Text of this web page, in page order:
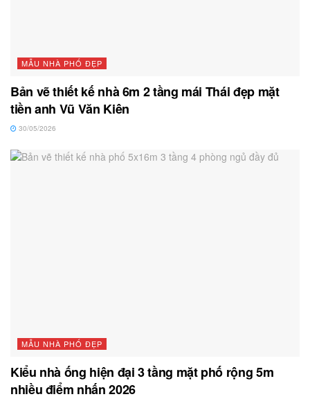
MẪU NHÀ PHỐ ĐẸP
Bản vẽ thiết kế nhà 6m 2 tầng mái Thái đẹp mặt
tiền anh Vũ Văn Kiên
30/05/2026
MẪU NHÀ PHỐ ĐẸP
Kiểu nhà ống hiện đại 3 tầng mặt phố rộng 5m
nhiều điểm nhấn 2026